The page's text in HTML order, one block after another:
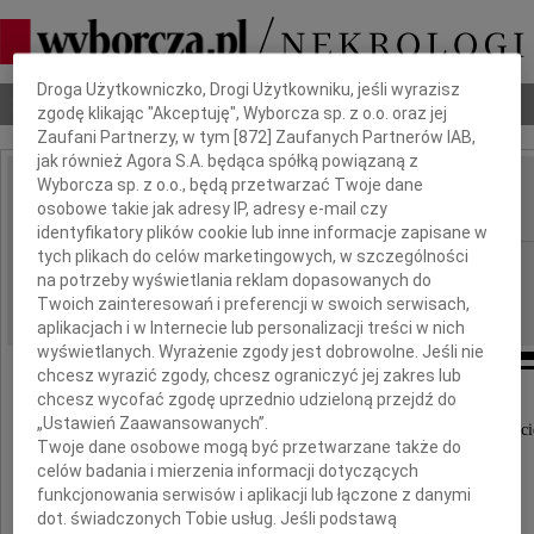
Nekrologi Odeszli Poradnik pogrzebowy
IMIĘ I NAZWISKO: Hieronim Ratkowski
REGION: Gdańsk
DATA EMISJI: 17.09.2010
Z głębokim żalem zawiadamiamy,
że 12 września 2010 roku zmarł mój kochany
Dbamy o Twoją prywatność
Droga Użytkowniczko, Drogi Użytkowniku, jeśli wyrazisz
zgodę klikając "Akceptuję", Wyborcza sp. z o.o. oraz jej
Zaufani Partnerzy, w tym [872 ] Zaufanych Partnerów IAB,
jak również Agora S.A. będąca spółką powiązaną z
Wyborcza sp. z o.o., będą przetwarzać Twoje dane
osobowe takie jak adresy IP, adresy e-mail czy
identyfikatory plików cookie lub inne informacje zapisane w
tych plikach do celów marketingowych, w szczególności
na potrzeby wyświetlania reklam dopasowanych do
Twoich zainteresowań i preferencji w swoich serwisach,
aplikacjach i w Internecie lub personalizacji treści w nich
wyświetlanych. Wyrażenie zgody jest dobrowolne. Jeśli nie
chcesz wyrazić zgody, chcesz ograniczyć jej zakres lub
chcesz wycofać zgodę uprzednio udzieloną przejdź do
„Ustawień Zaawansowanych”.
Twoje dane osobowe mogą być przetwarzane także do
celów badania i mierzenia informacji dotyczących
funkcjonowania serwisów i aplikacji lub łączone z danymi
dot. świadczonych Tobie usług. Jeśli podstawą